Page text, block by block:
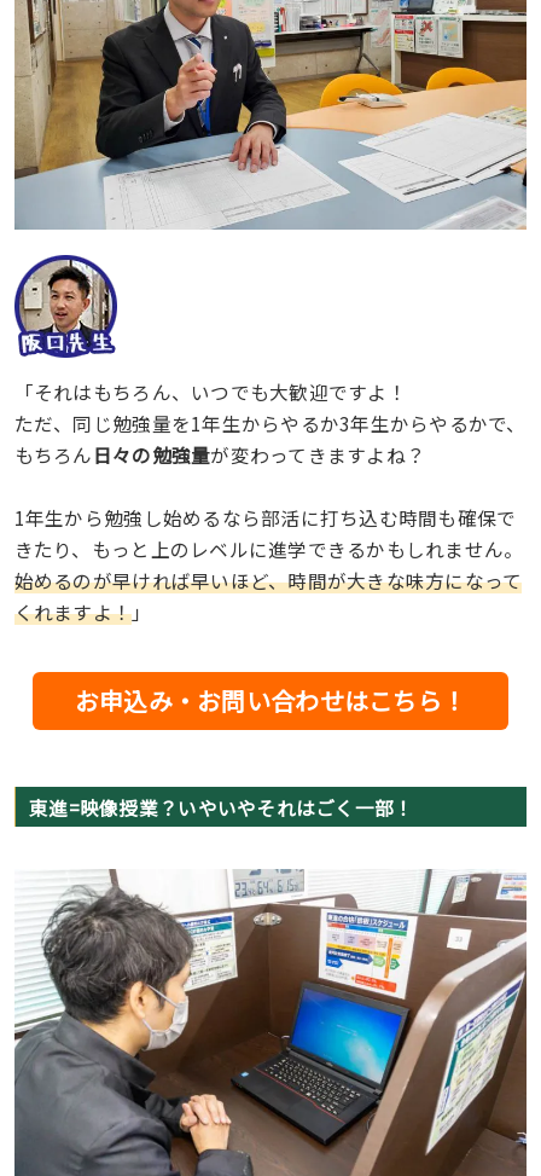
「それはもちろん、いつでも大歓迎ですよ！
ただ、同じ勉強量を1年生からやるか3年生からやるかで、
もちろん日々の勉強量が変わってきますよね？
1年生から勉強し始めるなら部活に打ち込む時間も確保で
きたり、もっと上のレベルに進学できるかもしれません。
始めるのが早ければ早いほど、時間が大きな味方になって
くれますよ！」
お申込み・お問い合わせはこちら！
東進=映像授業？いやいやそれはごく一部！